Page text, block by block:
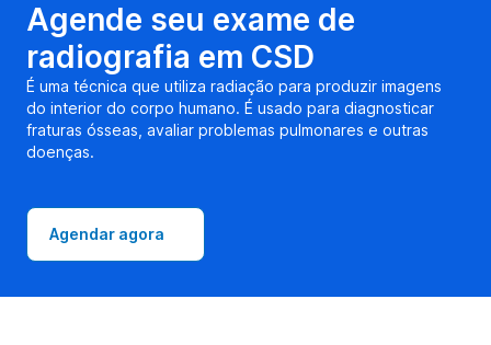
Agende seu exame de
radiografia em CSD
É uma técnica que utiliza radiação para produzir imagens
do interior do corpo humano. É usado para diagnosticar
fraturas ósseas, avaliar problemas pulmonares e outras
doenças.
Agendar agora